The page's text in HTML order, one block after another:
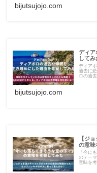
bijutsujojo.com
ディア
してみ
ディア
過去に
ロの過
bijutsujojo.com
【ジ
の意味
「今に
のテー
意味を